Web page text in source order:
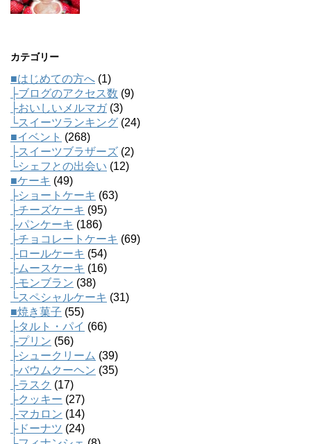
カテゴリー
■はじめての方へ (1)
├ブログのアクセス数 (9)
├おいしいメルマガ(3)
└スイーツランキング (24)
■イベント (268)
├スイーツブラザーズ (2)
└シェフとの出会い (12)
■ケーキ (49)
├ショートケーキ (63)
├チーズケーキ (95)
├パンケーキ (186)
├チョコレートケーキ (69)
├ロールケーキ (54)
├ムースケーキ (16)
├モンブラン (38)
└スペシャルケーキ (31)
■焼き菓子 (55)
├タルト・パイ (66)
├プリン (56)
├シュークリーム (39)
├バウムクーヘン (35)
├ラスク (17)
├クッキー (27)
├マカロン (14)
├ドーナツ (24)